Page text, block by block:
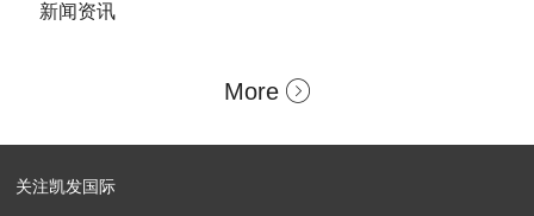
新闻资讯
More
关注凯发国际